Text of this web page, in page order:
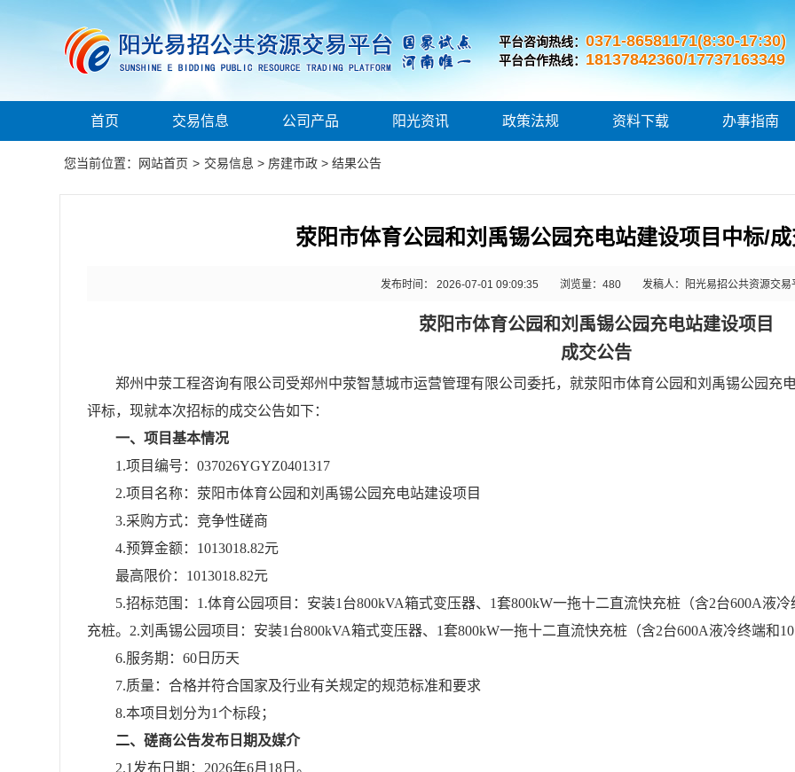
平台咨询热线：0371-86581171(8:30-17:30)
平台合作热线： 18137842360/17737163349
首页 交易信息 公司产品 阳光资讯 政策法规 资料下载 办事指南
您当前位置： 网站首页 > 交易信息 > 房建市政 > 结果公告
荥阳市体育公园和刘禹锡公园充电站建设项目中标/
发布时间： 2026-07-01 09:09:35 浏览量： 480 发稿人：阳光易招公共资源交易
荥阳市体育公园和刘禹锡公园充电站建设项目
成交公告
郑州中荥工程咨询有限公司受郑州中荥智慧城市运营管理有限公司委托，就荥阳市体育公园和刘禹锡公园充
评标，现就本次招标的成交公告如下：
一、项目基本情况
1.项目编号：037026YGYZ0401317
2.项目名称： 荥阳市体育公园和刘禹锡公园充电站建设项目
3.采购方式：竞争性磋商
4.预算金额：1013018.82元
最高限价： 1013018.82元
5.招标范围：1.体育公园项目：安装1台800kVA箱式变压器、1套800kW一拖十二直流快充桩（含2台600A液
充桩。2.刘禹锡公园项目：安装1台800kVA箱式变压器、1套800kW一拖十二直流快充桩（含2台600A液冷终端和
6.服务期 ： 60 日历天
7.质量：合格并符合国家及行业有关规定的规范标准和要求
8.本项目划分为1个标段；
二、磋商公告发布日期及媒介
2.1发布日期： 2026年6月 18 日 。